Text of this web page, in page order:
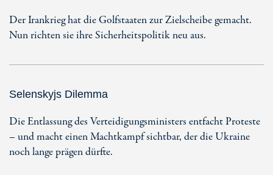
Der Irankrieg hat die Golfstaaten zur Zielscheibe gemacht.
Nun richten sie ihre Sicherheitspolitik neu aus.
Selenskyjs Dilemma
Die Entlassung des Verteidigungsministers entfacht Proteste
– und macht einen Machtkampf sichtbar, der die Ukraine
noch lange prägen dürfte.